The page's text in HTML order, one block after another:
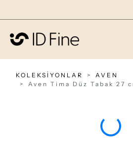
KOLEKSİYONLAR
AVEN
Aven Tima Düz Tabak 27